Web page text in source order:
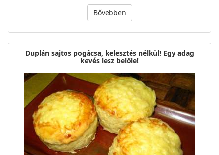
Bővebben
Duplán sajtos pogácsa, kelesztés nélkül! Egy adag
kevés lesz belőle!